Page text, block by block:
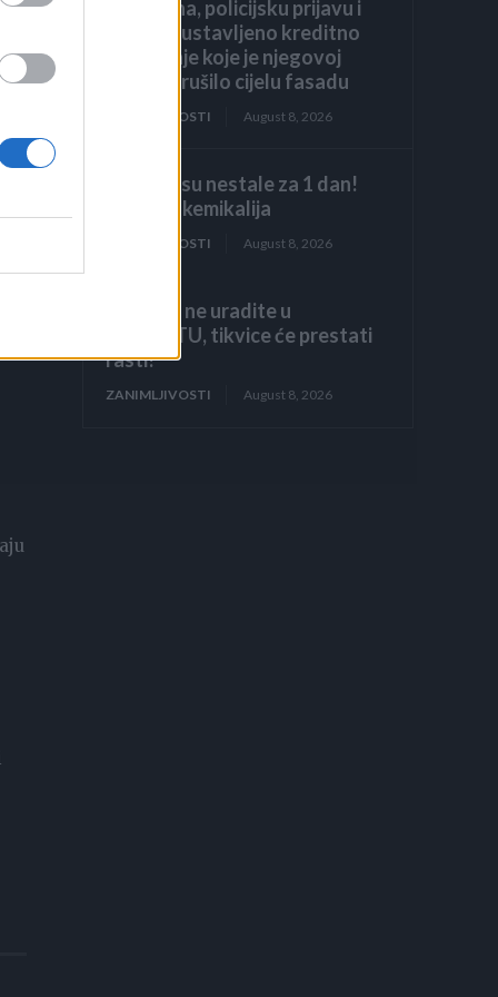
restorana, policijsku prijavu i
jedno zaustavljeno kreditno
odobrenje koje je njegovoj
obitelji srušilo cijelu fasadu
ZANIMLJIVOSTI August 8, 2026
Stjenice su nestale za 1 dan!
Bolje od kemikalija
ZANIMLJIVOSTI August 8, 2026
Ako ovo ne uradite u
AUGUSTU, tikvice će prestati
rasti!
ZANIMLJIVOSTI August 8, 2026